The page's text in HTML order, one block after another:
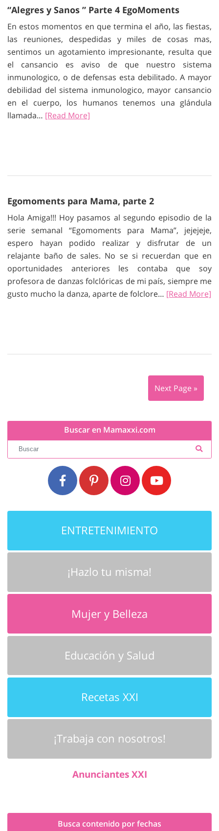
“Alegres y Sanos ” Parte 4 EgoMoments
En estos momentos en que termina el año, las fiestas,
las reuniones, despedidas y miles de cosas mas,
sentimos un agotamiento impresionante, resulta que
el cansancio es aviso de que nuestro sistema
inmunologico, o de defensas esta debilitado. A mayor
debilidad del sistema inmunologico, mayor cansancio
en el cuerpo, los humanos tenemos una glándula
llamada… [Read More]
Egomoments para Mama, parte 2
Hola Amiga!!! Hoy pasamos al segundo episodio de la
serie semanal “Egomoments para Mama”, jejejeje,
espero hayan podido realizar y disfrutar de un
relajante baño de sales. No se si recuerdan que en
oportunidades anteriores les contaba que soy
profesora de danzas folclóricas de mi país, siempre me
gusto mucho la danza, aparte de folclore… [Read More]
Next Page »
Buscar en Mamaxxi.com
ENTRETENIMIENTO
¡Hazlo tu misma!
Mujer y Belleza
Educación y Salud
Recetas XXI
¡Trabaja con nosotros!
Anunciantes XXI
Busca contenido por fechas